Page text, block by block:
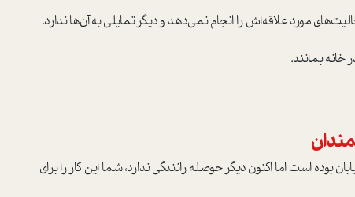
مورد علاقه‌اش را انجام نمی‌دهد و دیگر تمایلی به آن‌ها ندارد.
خانه بمانند.
بوده است اما اکنون دیگر حوصله رانندگی ندارد، شما این کار را برای